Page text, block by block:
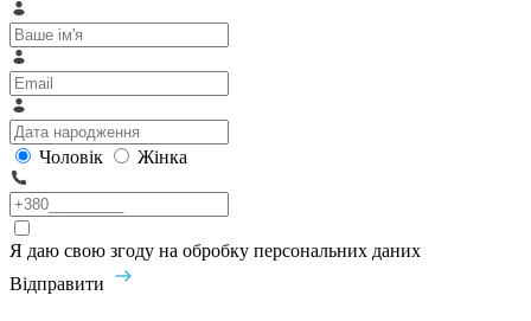
Чоловік Жінка
Я даю свою згоду на обробку персональних даних
Відправити